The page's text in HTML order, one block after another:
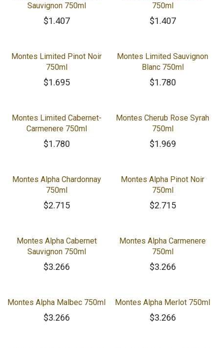
Sauvignon 750ml
$1.407
750ml
$1.407
Montes Limited Pinot Noir
750ml
$1.695
Montes Limited Sauvignon
Blanc 750ml
$1.780
Montes Limited Cabernet-
Carmenere 750ml
$1.780
Montes Cherub Rose Syrah
750ml
$1.969
Montes Alpha Chardonnay
750ml
$2.715
Montes Alpha Pinot Noir
750ml
$2.715
Montes Alpha Cabernet
Sauvignon 750ml
$3.266
Montes Alpha Carmenere
750ml
$3.266
Montes Alpha Malbec 750ml
$3.266
Montes Alpha Merlot 750ml
$3.266